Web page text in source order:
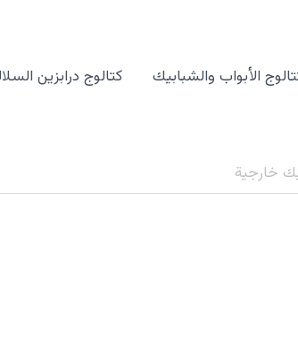
الأبواب والشبابيك كتالوج درابزين
خارجية